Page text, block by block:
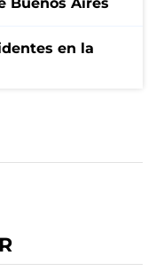
en la